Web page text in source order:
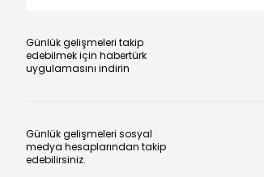
Günlük gelişmeleri takip
edebilmek için habertürk
uygulamasını indirin
Günlük gelişmeleri sosyal
medya hesaplarından takip
edebilirsiniz.